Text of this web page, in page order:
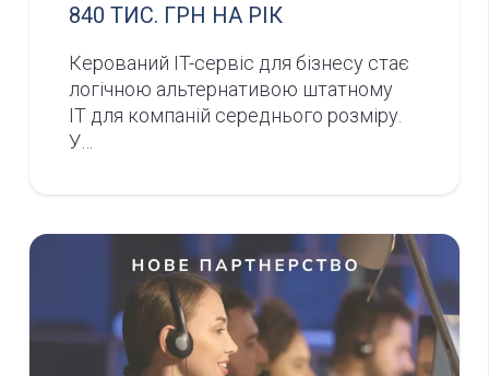
840 ТИС. ГРН НА РІК
Керований IT-сервіс для бізнесу стає
логічною альтернативою штатному
IT для компаній середнього розміру.
У…